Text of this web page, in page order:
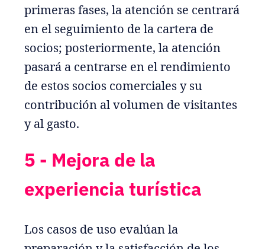
primeras fases, la atención se centrará
en el seguimiento de la cartera de
socios; posteriormente, la atención
pasará a centrarse en el rendimiento
de estos socios comerciales y su
contribución al volumen de visitantes
y al gasto.
5 - Mejora de la
experiencia turística
Los casos de uso evalúan la